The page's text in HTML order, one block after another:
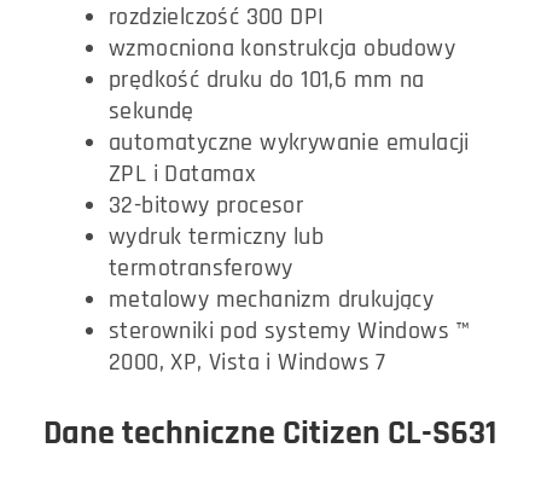
rozdzielczość 300 DPI
wzmocniona konstrukcja obudowy
prędkość druku do 101,6 mm na
sekundę
automatyczne wykrywanie emulacji
ZPL i Datamax
32-bitowy procesor
wydruk termiczny lub
termotransferowy
metalowy mechanizm drukujący
sterowniki pod systemy Windows ™
2000, XP, Vista i Windows 7
Dane techniczne Citizen CL-S631